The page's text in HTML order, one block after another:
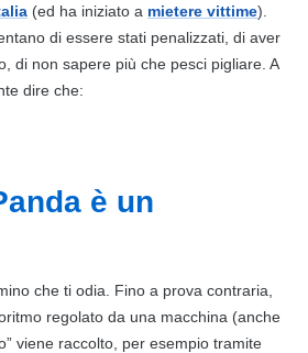
(ed ha iniziato a mietere vittime).
di essere stati penalizzati, di aver
, di non sapere più che pesci pigliare. A
dire che:
è un
che ti odia. Fino a prova contraria,
regolato da una macchina (anche
viene raccolto, per esempio tramite